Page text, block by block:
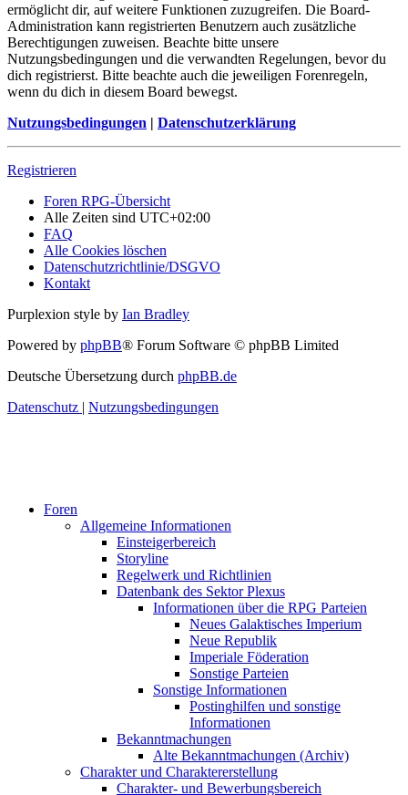
ermöglicht dir, auf weitere Funktionen zuzugreifen. Die Board-
Administration kann registrierten Benutzern auch zusätzliche
Berechtigungen zuweisen. Beachte bitte unsere
Nutzungsbedingungen und die verwandten Regelungen, bevor du
dich registrierst. Bitte beachte auch die jeweiligen Forenregeln,
wenn du dich in diesem Board bewegst.
Nutzungsbedingungen | Datenschutzerklärung
Registrieren
Foren RPG-Übersicht
Alle Zeiten sind UTC+02:00
FAQ
Alle Cookies löschen
Datenschutzrichtlinie/DSGVO
Kontakt
Purplexion style by Ian Bradley
Powered by phpBB® Forum Software © phpBB Limited
Deutsche Übersetzung durch phpBB.de
Datenschutz | Nutzungsbedingungen
Foren
Allgemeine Informationen
Einsteigerbereich
Storyline
Regelwerk und Richtlinien
Datenbank des Sektor Plexus
Informationen über die RPG Parteien
Neues Galaktisches Imperium
Neue Republik
Imperiale Föderation
Sonstige Parteien
Sonstige Informationen
Postinghilfen und sonstige
Informationen
Bekanntmachungen
Alte Bekanntmachungen (Archiv)
Charakter und Charaktererstellung
Charakter- und Bewerbungsbereich